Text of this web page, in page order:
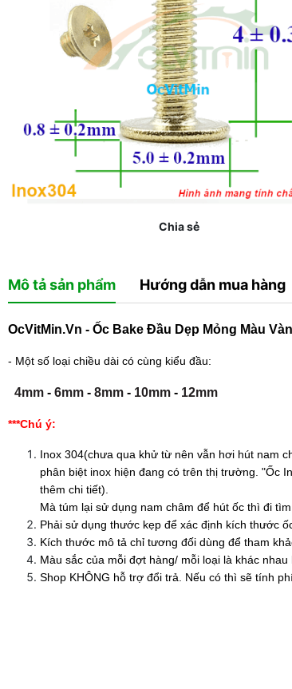
Chia sẻ
Mô tả sản phẩm Hướng dẫn mua hàng
OcVitMin.Vn - Ốc Bake Đầu Dẹp Mỏng Màu
- Một số loại chiều dài có cùng kiểu đầu:
4mm - 6mm - 8mm - 10mm - 12mm
***Chú ý:
Inox 304(chưa qua khử từ nên vẫn hơi hút nam
phân biệt inox hiện đang có trên thị trường. "Ốc
thêm chi tiết).
Mà túm lại sử dụng nam châm để hút ốc thì đi tìm
Phải sử dụng thước kẹp để xác định kích thước
Kích thước mô tả chỉ tương đối dùng để tham
Màu sắc của mỗi đợt hàng/ mỗi loại là khác nhau
Shop KHÔNG hỗ trợ đổi trả. Nếu có thì sẽ tính